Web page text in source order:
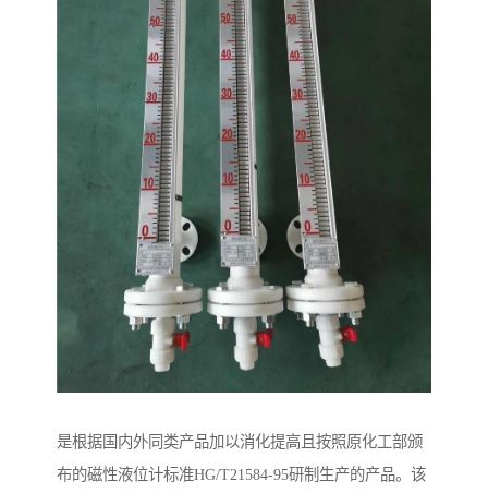
是根据国内外同类产品加以消化提高且按照原化工部颁
布的磁性液位计标准HG/T21584-95研制生产的产品。该